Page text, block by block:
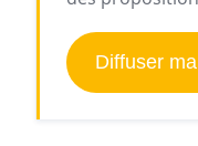
Diffuser